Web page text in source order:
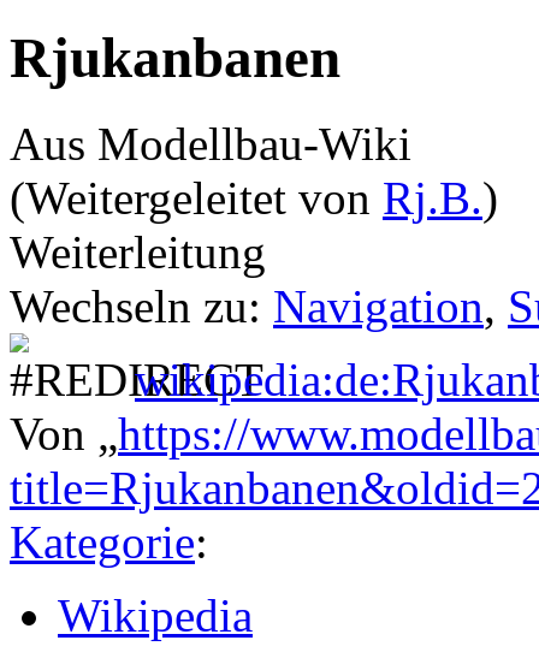
Rjukanbanen
Aus Modellbau-Wiki
(Weitergeleitet von Rj.B.)
Weiterleitung
Wechseln zu: Navigation,
Von „https://
Kategorie:
Wikipedia